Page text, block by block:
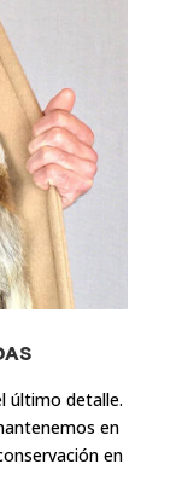
último detalle.
en
en